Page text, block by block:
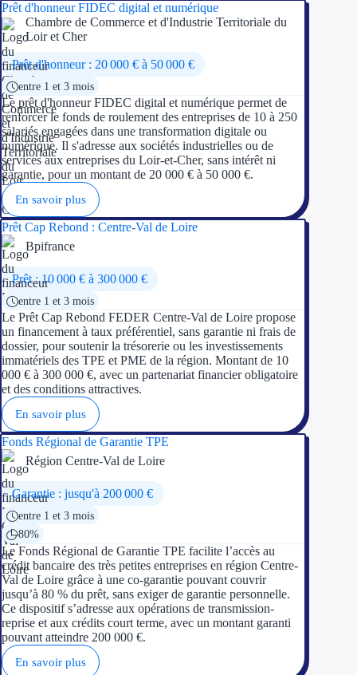
Type de financements
Concours
Investir dans
Exonération
Aides Urssaf
Prêt
Garantie
Par financeur
Prêt d'honneur FIDEC digital et numérique
Chambre de Commerce et d'Industrie Territoriale du
Loir et Cher
Prêt d'honneur : 20 000 € à 50 000 €
entre 1 et 3 mois
Le prêt d'honneur FIDEC digital et numérique permet de
renforcer le fonds de roulement des entreprises de 10 à 250
salariés engagées dans une transformation digitale ou
numérique. Il s'adresse aux sociétés industrielles ou de
services aux entreprises du Loir-et-Cher, sans intérêt ni
garantie, pour un montant de 20 000 € à 50 000 €.
En savoir plus
Prêt Cap Rebond : Centre-Val de Loire
Bpifrance
Prêt : 10 000 € à 300 000 €
entre 1 et 3 mois
Le Prêt Cap Rebond FEDER Centre-Val de Loire propose
un financement à taux préférentiel, sans garantie ni frais de
dossier, pour soutenir la trésorerie ou les investissements
immatériels des TPE et PME de la région. Montant de 10
000 € à 300 000 €, avec un partenariat financier obligatoire
et des conditions attractives.
En savoir plus
Fonds Régional de Garantie TPE
Région Centre-Val de Loire
Garantie : jusqu'à 200 000 €
entre 1 et 3 mois
80%
Le Fonds Régional de Garantie TPE facilite l’accès au
crédit bancaire des très petites entreprises en région Centre-
Val de Loire grâce à une co-garantie pouvant couvrir
jusqu’à 80 % du prêt, sans exiger de garantie personnelle.
Ce dispositif s’adresse aux opérations de transmission-
reprise et aux crédits court terme, avec un montant garanti
pouvant atteindre 200 000 €.
En savoir plus